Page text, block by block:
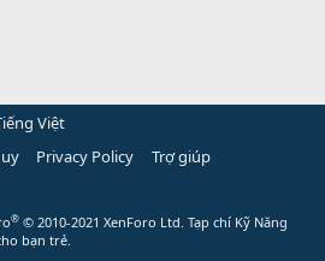
Việt
Privacy Policy
Trợ giúp
® © 2010-2021 XenForo Ltd. Tạp chí Kỹ Năng
bạn trẻ.